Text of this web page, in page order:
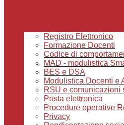
Registro Elettronico
Formazione Docenti
Codice di
MAD - modulistica
BES e DSA
Modulistica Docenti e
RSU e comunicazioni
Posta elettronica
Procedure operative
Privacy